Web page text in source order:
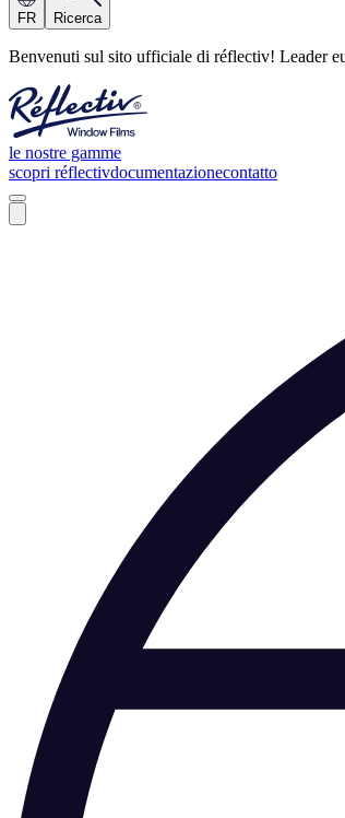
FR Ricerca
Benvenuti sul sito ufficiale di réflectiv! Leader
le nostre gamme
scopri réflectivdocumentazionecontatto